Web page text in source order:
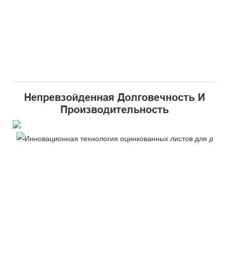
Непревзойденная Долговечность И
Производительность